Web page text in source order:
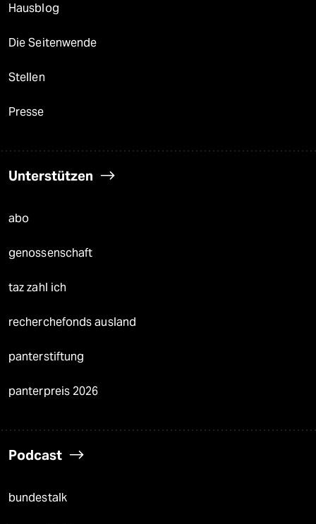
Hausblog
Die Seitenwende
Stellen
Presse
Unterstützen
abo
genossenschaft
taz zahl ich
recherchefonds ausland
panterstiftung
panterpreis 2026
Podcast
bundestalk